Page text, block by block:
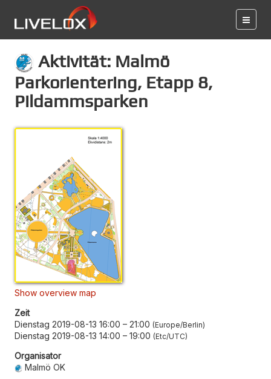
Aktivität: Malmö
Parkorientering, Etapp 8,
Pildammsparken
Show overview map
Zeit
Dienstag 2019-08-13 16:00 – 21:00 Europe/Berlin
Dienstag 2019-08-13 14:00 – 19:00 Etc/UTC
Organisator
Malmö OK